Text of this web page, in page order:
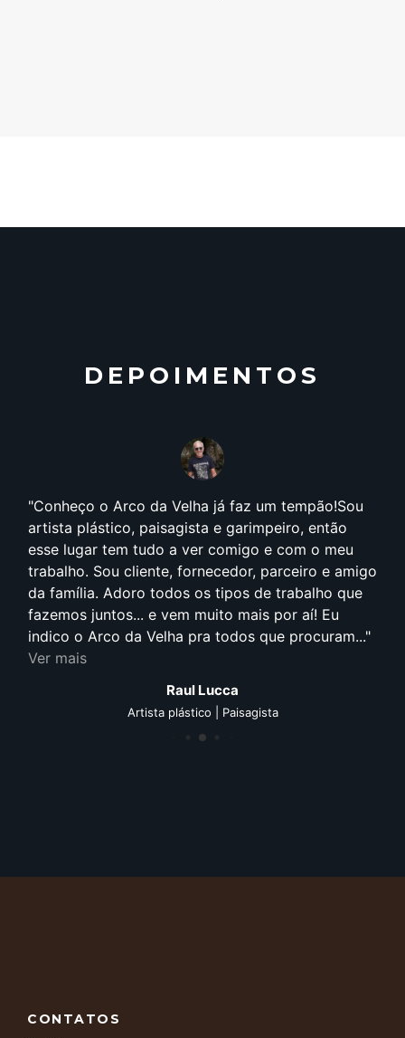
DEPOIMENTOS
Conheço o Arco da Velha já faz um tempão!Sou
artista plástico, paisagista e garimpeiro, então
esse lugar tem tudo a ver comigo e com o meu
trabalho. Sou cliente, fornecedor, parceiro e amigo
da família. Adoro todos os tipos de trabalho que
fazemos juntos... e vem muito mais por aí! Eu
indico o Arco da Velha pra todos que procuram...
Ver mais
Raul Lucca
Artista plástico | Paisagista
CONTATOS